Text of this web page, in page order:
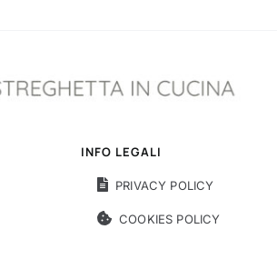
INFO LEGALI
PRIVACY POLICY
COOKIES POLICY